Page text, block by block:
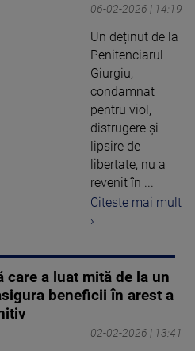
06-02-2026 | 14:19
Un deținut de la
Penitenciarul
Giurgiu,
condamnat
pentru viol,
distrugere și
lipsire de
libertate, nu a
revenit în ...
Citeste mai mult
›
care a luat mită de la un
beneficii în arest a
02-02-2026 | 13:41